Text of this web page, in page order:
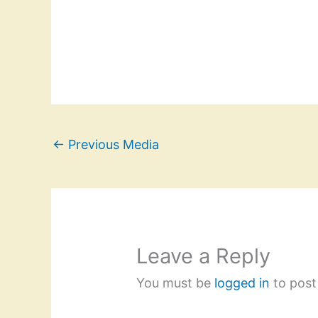
← Previous Media
Leave a Reply
You must be logged in to